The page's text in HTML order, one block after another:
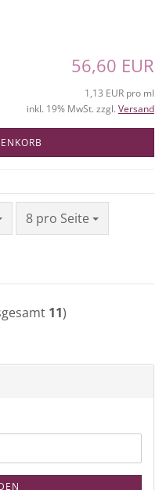
56,60 EUR
1,13 EUR pro ml
inkl. 19% MwSt. zzgl. Versand
8 pro Seite
pro Seite
11)